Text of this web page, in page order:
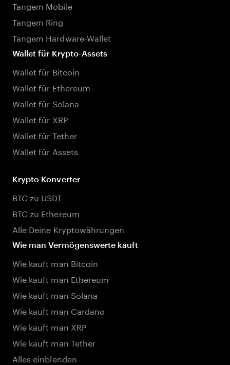
Tangem Mobile
Tangem Ring
Tangem Hardware-Wallet
Wallet für Krypto-Assets
Wallet für Bitcoin
Wallet für Ethereum
Wallet für Solana
Wallet für XRP
Wallet für Tether
Wallet für Assets
Krypto Konverter
BTC zu USDT
BTC zu Ethereum
Alle Deine Kryptowährungen
Wie man Vermögenswerte kauft
Wie kauft man Bitcoin
Wie kauft man Ethereum
Wie kauft man Solana
Wie kauft man Cardano
Wie kauft man XRP
Wie kauft man Tether
Alles einblenden